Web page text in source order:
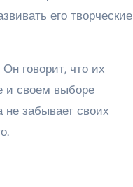
его творческие
говорит, что их
и своем выборе
забывает своих